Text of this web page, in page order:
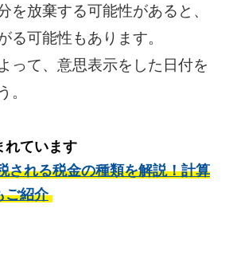
を放棄する可能性があると、
る可能性もあります。
って、意思表示をした日付を
。
ています
される税金の種類を解説！計算
ご紹介